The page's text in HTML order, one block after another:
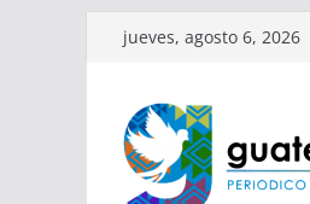
Saltarjueves, agosto 6, 2026